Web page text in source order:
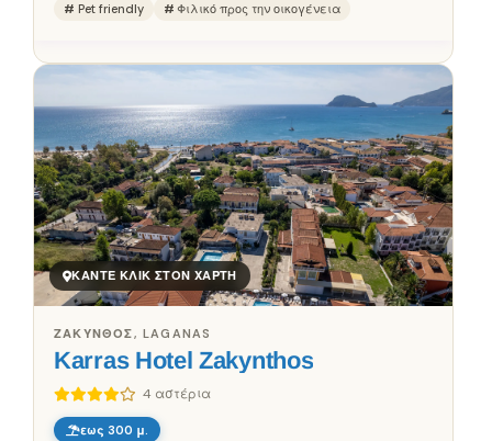
Pet friendly Φιλικό προς την οικογένεια
ΚΆΝΤΕ ΚΛΙΚ ΣΤΟΝ ΧΆΡΤΗ
Karras Hotel Zakynthos
4 αστέρια
ΖΆΚΥΝΘΟΣ, LAGANAS
εως 300 μ.